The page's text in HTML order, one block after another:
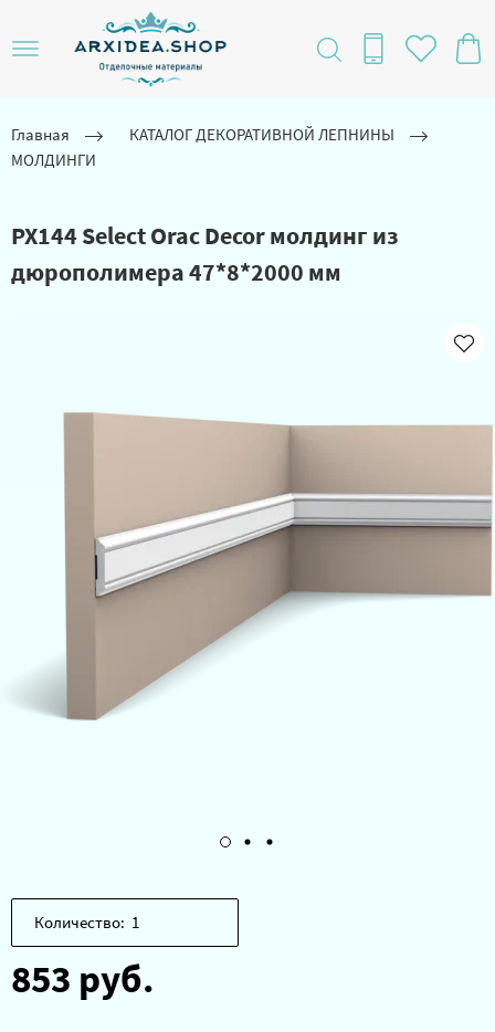
Главная
КАТАЛОГ ДЕКОРАТИВНОЙ ЛЕПНИНЫ
МОЛДИНГИ
PX144 Select Orac Decor молдинг из
дюрополимера 47*8*2000 мм
Количество:
853 руб.